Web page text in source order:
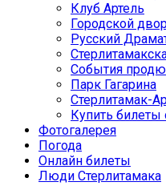
Клуб Артель
Городской
Русский
События
Парк Гагарина
Стерлитамак-
Купить билеты
Фотогалерея
Погода
Онлайн билеты
Люди Стерлитамака